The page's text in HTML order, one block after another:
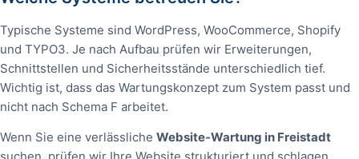
Typische Systeme sind WordPress, WooCommerce, Shopify
und TYPO3. Je nach Aufbau prüfen wir Erweiterungen,
Schnittstellen und Sicherheitsstände unterschiedlich tief.
Wichtig ist, dass das Wartungskonzept zum System passt und
nicht nach Schema F arbeitet.
Wenn Sie eine verlässliche Website‑Wartung in Freistadt